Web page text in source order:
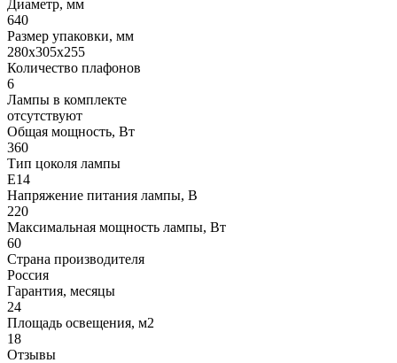
Диаметр, мм
640
Размер упаковки, мм
280х305х255
Количество плафонов
6
Лампы в комплекте
отсутствуют
Общая мощность, Вт
360
Тип цоколя лампы
E14
Напряжение питания лампы, В
220
Максимальная мощность лампы, Вт
60
Страна производителя
Россия
Гарантия, месяцы
24
Площадь освещения, м2
18
Отзывы